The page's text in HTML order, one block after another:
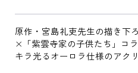
原作・宮島礼吏先生の描き下
×「紫雲寺家の子供たち」コ
キラ光るオーロラ仕様のアク